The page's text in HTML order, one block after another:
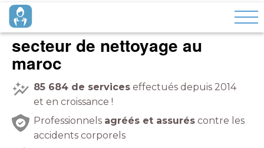
secteur de nettoyage au
maroc
85 684 de services effectués depuis 2014
et en croissance !
Professionnels agréés et assurés contre les
accidents corporels